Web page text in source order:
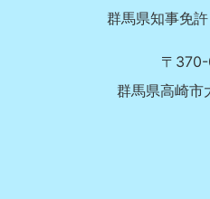
群馬県知事免
〒
群馬県高崎